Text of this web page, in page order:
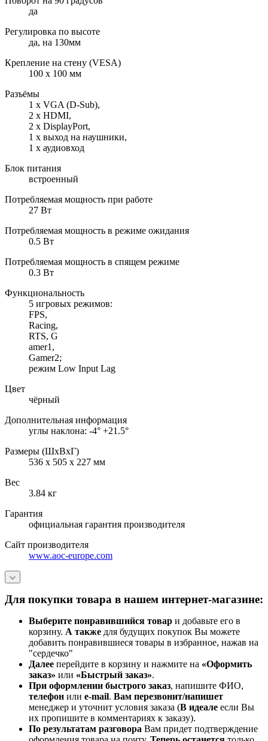
да
Регулировка по высоте
да, на 130мм
Крепление на стену (VESA)
100 x 100 мм
Разъёмы
1 х VGA (D-Sub),
2 x HDMI,
2 x DisplayPort,
1 х выход на наушники,
1 х аудиовход
Блок питания
встроенный
Потребляемая мощность при работе
27 Вт
Потребляемая мощность в режиме ожидания
0.5 Вт
Потребляемая мощность в спящем режиме
0.3 Вт
Функциональность
5 игровых режимов:
FPS,
Racing,
RTS, G
amer1,
Gamer2;
режим Low Input Lag
Цвет
чёрный
Дополнительная информация
углы наклона: -4° +21.5°
Размеры (ШхВхГ)
536 x 505 x 227 мм
Вес
3.84 кг
Гарантия
официальная гарантия производителя
Сайт производителя
www.aoc-europe.com
Для покупки товара в нашем интернет-магазине:
Выберите понравившийся товар и добавьте его в
корзину. А также для будущих покупок Вы можете
добавить понравившиеся товары в избранное, нажав на
"сердечко"
Далее перейдите в корзину и нажмите на «Оформить
заказ» или «Быстрый заказ».
При оформлении быстрого заказ, напишите ФИО,
телефон или e-mail. Вам перезвонит/напишет
менеджер и уточнит условия заказа (В идеале если Вы
их пропишите в комментариях к заказу).
По результатам разговора Вам придет подтверждение